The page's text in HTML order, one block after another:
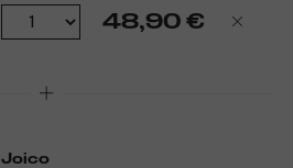
48,90 €
Joico